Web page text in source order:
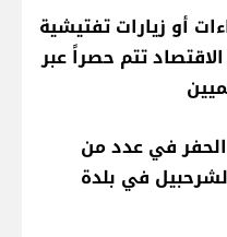
أو زيارات تفتيشية
تتم حصراً عبر
في عدد من
في بلدة